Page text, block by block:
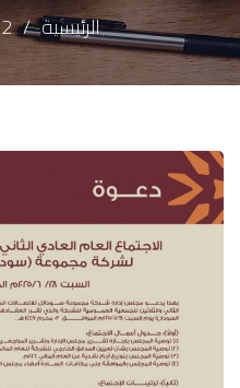
الرئيسية 12